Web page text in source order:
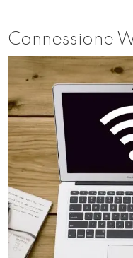
Connessione